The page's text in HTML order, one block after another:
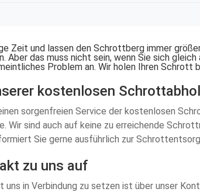
Zeit und lassen den Schrottberg immer
Aber das muss nicht sein, wenn Sie sich
Problem an. Wir holen Ihren Schrott
kostenlosen
sorgenfreien Service der kostenlosen
Wir sind auch auf keine zu erreichende
Sie gerne ausführlich zur
zu uns auf
in Verbindung zu setzen ist über unser